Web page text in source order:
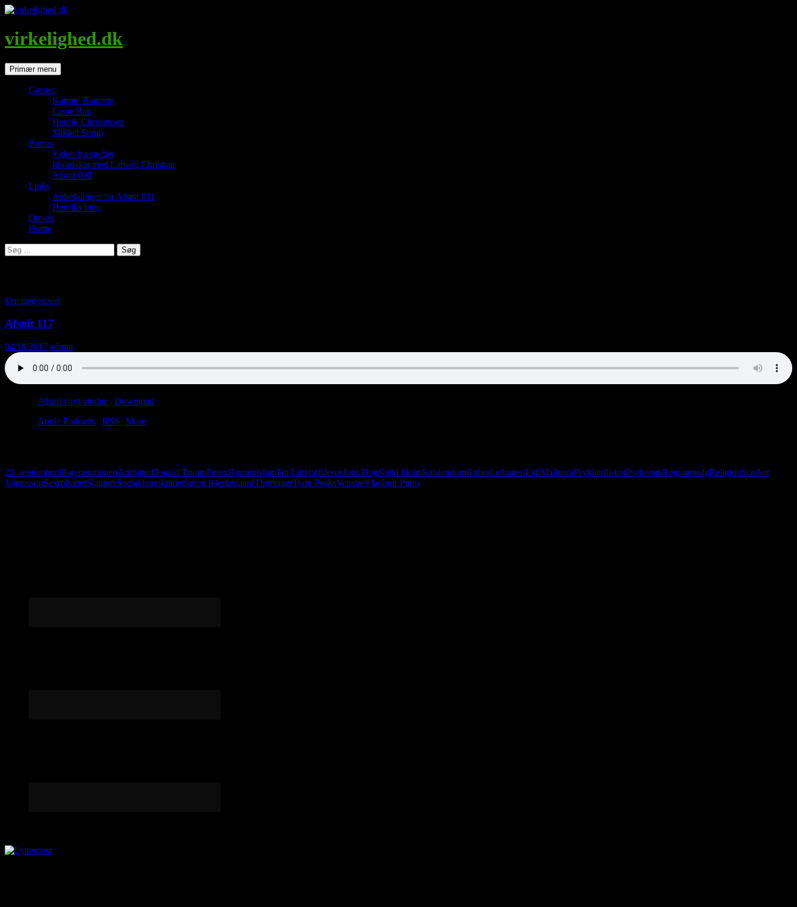
Hop
indhold
virkelighed.dk
SøgPrimær menu
Gæster
Katrine Baunvig
Lasse Bak
Henrik Christensen
Mikkel Serup
Bonus
Video fra studiet
Idolplakat med Lars og Christian
Afsnit 000
Links
Anbefalinger fra Afsnit 011
Henriks blog
Om os
Home
Søg
efter:
Uncategorized
Afsnit 117
04/10/2017 admin
Afspil i nyt vindue Download
Apple Podcasts RSS
More
23. september68-generationenArnbitterDonald TrumpFøtexHjortenIslamJan LützhøftJesusJobs BogKjeld HolmKristendomKulterLetbanenLidlMallorcaPsykiatrilistenPsykopatiRegionsvalgReligionScarlett
JohanssonSexrobotterSlagtereSocialdemokratietSøren KierkegaardThorsagerTwin PeaksVenstreVladimir Putin